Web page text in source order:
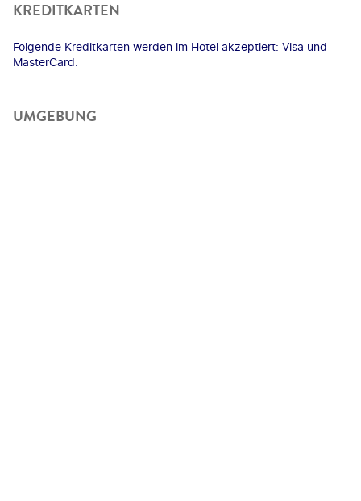
KREDITKARTEN
Folgende Kreditkarten werden im Hotel akzeptiert: Visa und
MasterCard.
UMGEBUNG